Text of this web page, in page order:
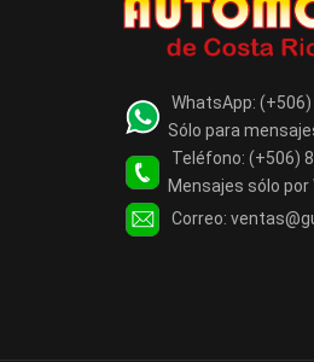
WhatsApp:
Sólo para
Teléfono: (+506)
Mensajes sólo por
Correo: